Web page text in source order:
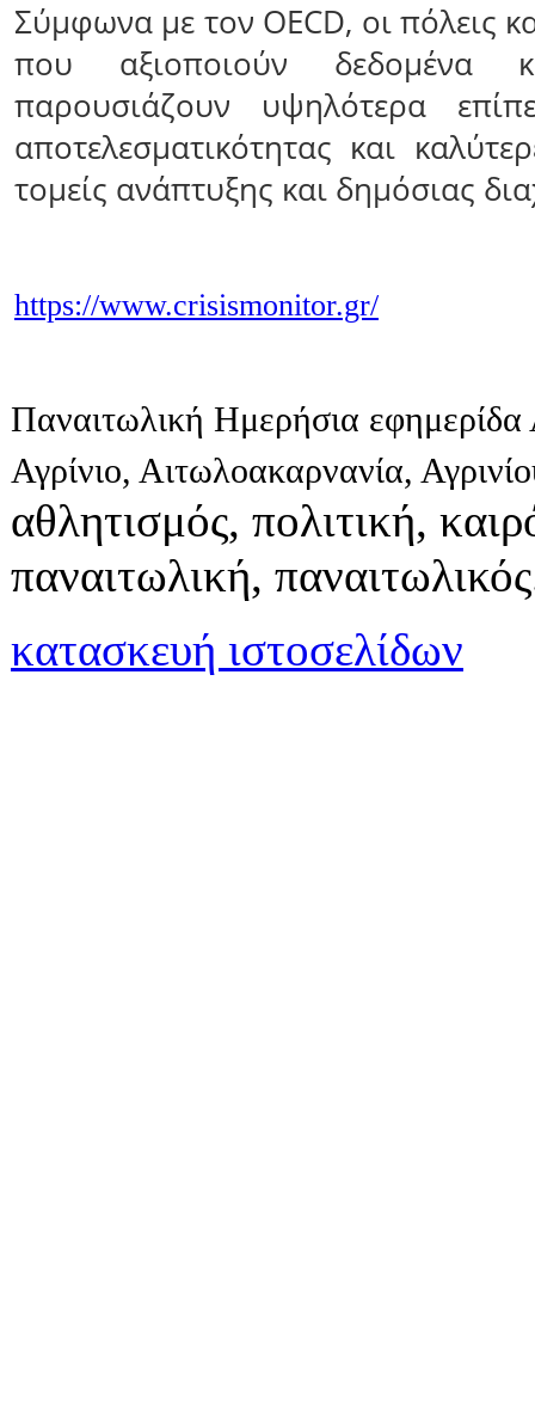
Σύμφωνα με τον OECD, οι πόλεις
που αξιοποιούν δεδομένα
παρουσιάζουν υψηλότερα
αποτελεσματικότητας και
τομείς ανάπτυξης και δημόσιας
https://www.crisismonitor.gr/
Παναιτωλική Ημερήσια εφημερίδα
Αγρίνιο, Αιτωλοακαρνανία,
αθλητισμός, πολιτική,
παναιτωλική,
κατασκευή ιστοσελίδων